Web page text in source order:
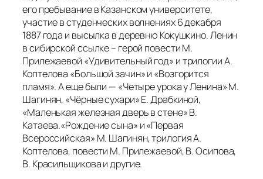
его пребывание в Казанском университете,
участие в студенческих волнениях 6 декабря
1887 года и высылка в деревню Кокушкино. Ленин
в сибирской ссылке – герой повести М.
Прилежаевой «Удивительный год» и трилогии А.
Коптелова «Большой зачин» и «Возгорится
пламя». А еще были — «Четыре урока у Ленина» М.
Шагинян, «Чёрные сухари» Е. Драбкиной,
«Маленькая железная дверь в стене» В.
Катаева.«Рождение сына» и «Первая
Всероссийская» М. Шагинян, трилогия А.
Коптелова, повести М. Прилежаевой, В. Осипова,
В. Красильщикова и другие.